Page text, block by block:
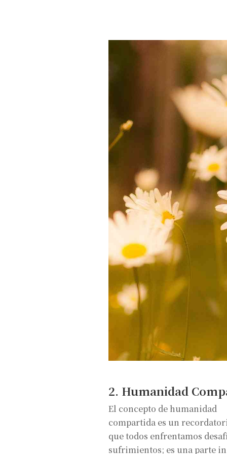
2. Humanidad
El concepto de humanidad
compartida es un
que todos enfrentamos
sufrimientos; es una parte